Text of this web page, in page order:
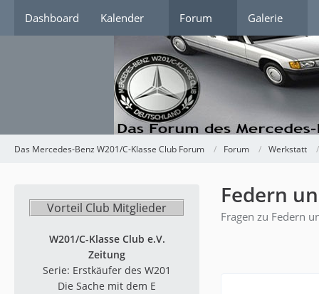
Dashboard Kalender Forum Galerie
Das Mercedes-Benz W201/C-Klasse Club Forum Forum Werkstatt
Vorteil Club Mitglieder
W201/C-Klasse Club e.V.
Zeitung
Serie: Erstkäufer des W201
Die Sache mit dem E
Federn
Fragen zu Federn